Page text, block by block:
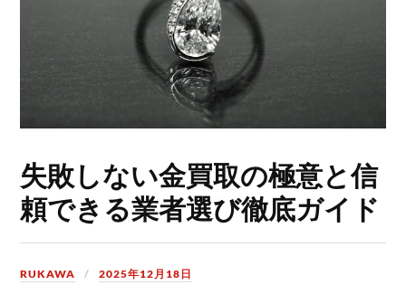
失敗しない金買取の極意と信
頼できる業者選び徹底ガイド
RUKAWA 2025年12月18日